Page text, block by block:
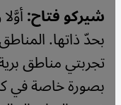
شيركو فتاح:
بحدّ ذاتها.
تجربتي مناطق
بصورة خاصة في